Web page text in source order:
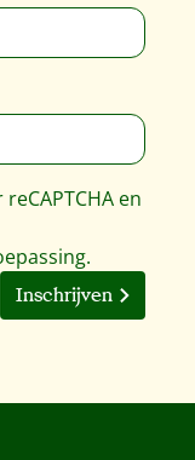
en
Inschrijven